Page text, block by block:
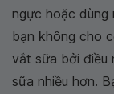
ngực hoặc dùng
bạn không cho
vắt sữa bởi điều
sữa nhiều hơn.